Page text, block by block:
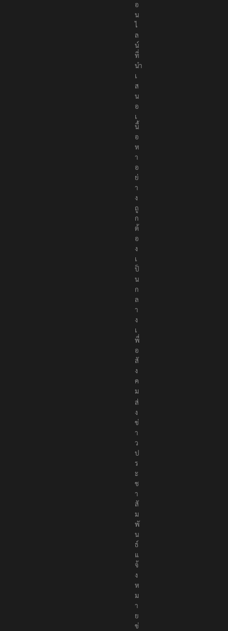
อ
น
ไ
ล
น์
ที่
นำ
เ
ส
น
อ
เ
นื้
อ
ห
า
อ
ย่
า
ง
ถู
ก
ต้
อ
ง
เ
ป็
น
ก
ล
า
ง
เ
พื่
อ
สั
ง
ค
ม
ส่
ง
ข่
า
ว
ป
ร
ะ
ช
า
สั
ม
พั
น
ธ์
แ
จ้
ง
ห
ม
า
ย
ข่